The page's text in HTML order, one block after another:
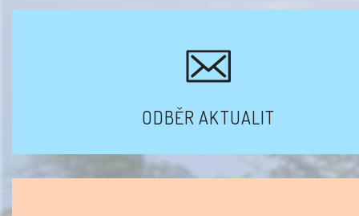
ODBĚR AKTUALIT